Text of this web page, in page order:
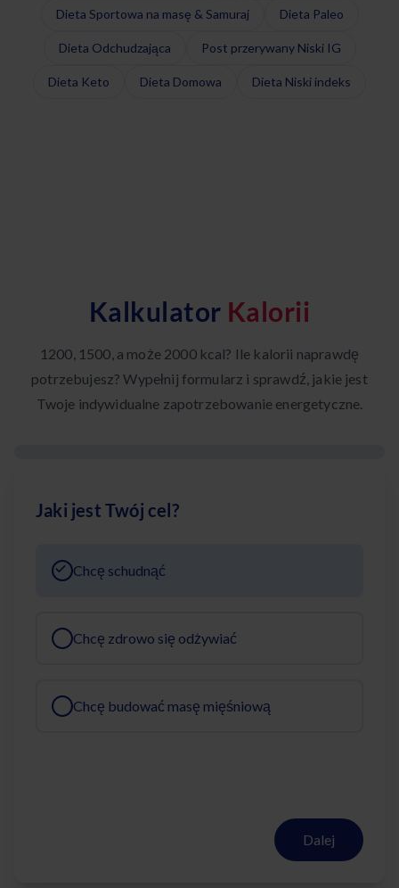
Dieta Sportowa na masę & Samuraj Dieta Paleo
Dieta Odchudzająca Post przerywany Niski IG
Dieta Keto Dieta Domowa Dieta Niski indeks
Kalkulator Kalorii
1200, 1500, a może 2000 kcal? Ile kalorii naprawdę
potrzebujesz? Wypełnij formularz i sprawdź, jakie jest
Twoje indywidualne zapotrzebowanie energetyczne.
Jaki jest Twój cel?
Chcę schudnąć
Chcę zdrowo się odżywiać
Chcę budować masę mięśniową
Dalej